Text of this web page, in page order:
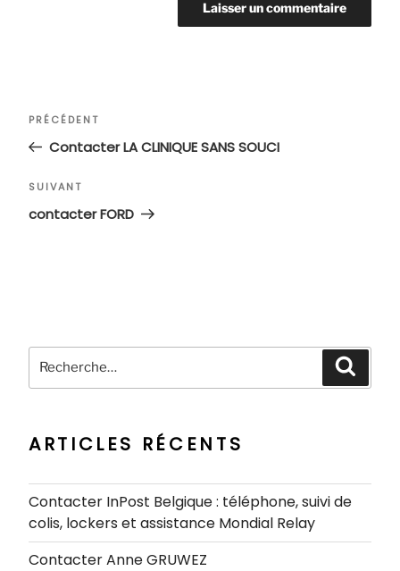
Navigation
l’article
Article
précédent
PRÉCÉDENT
Contacter LA CLINIQUE SANS SOUCI
Article
suivant
SUIVANT
contacter FORD
Recherche
pour
ARTICLES RÉCENTS
Contacter InPost Belgique : téléphone, suivi de
colis, lockers et assistance Mondial Relay
Contacter Anne GRUWEZ